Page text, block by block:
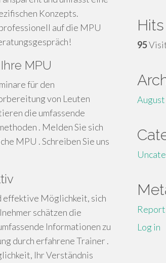
Konzepts.
auf die MPU
MPU
für den
von Leuten
die umfassende
. Melden Sie sich
MPU . Schreiben Sie uns
effektive Möglichkeit, sich
schätzen die
Informationen zu
durch erfahrene Trainer .
Ihr Verständnis
Hits
95
Log in